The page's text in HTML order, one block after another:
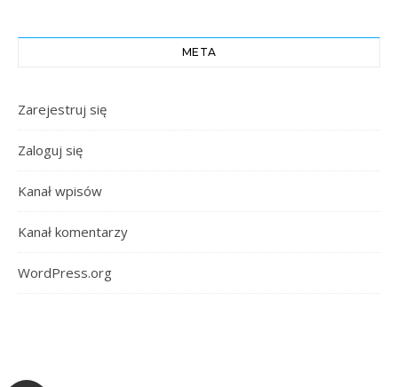
META
Zarejestruj się
Zaloguj się
Kanał wpisów
Kanał komentarzy
WordPress.org